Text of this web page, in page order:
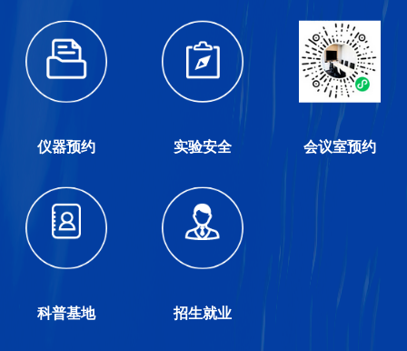
仪器预约 实验安全 会议室预约
科普基地 招生就业